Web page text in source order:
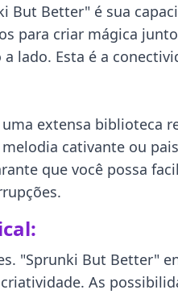
But Better" é sua
para criar mágica
lado. Esta é a
extensa biblioteca
cativante ou
que você possa
"Sprunki But Better"
As